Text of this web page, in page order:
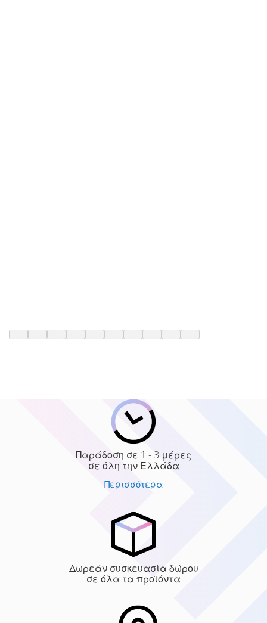
Παράδοση σε 1 - 3 μέρες
σε όλη την Ελλάδα
Περισσότερα
Δωρεάν συσκευασία δώρου
σε όλα τα προϊόντα